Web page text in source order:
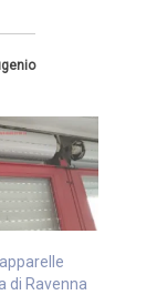
di Ravenna